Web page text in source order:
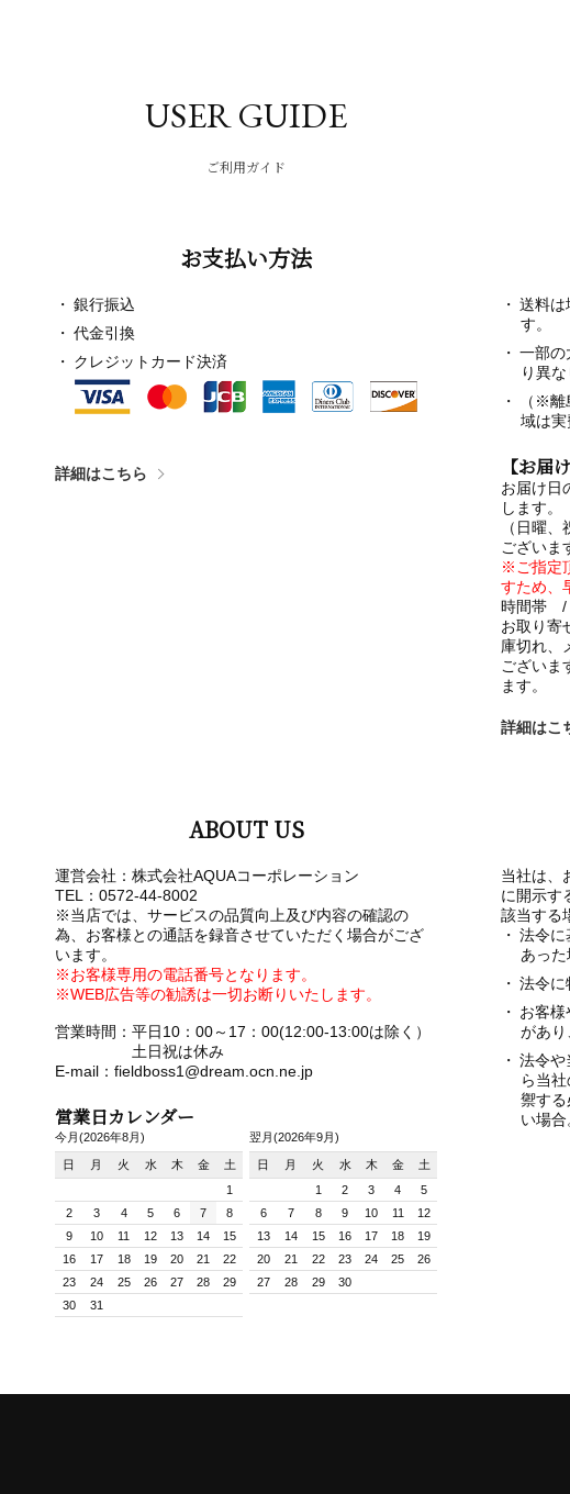
USER GUIDE
ご利用ガイド
お支払い方法
銀行振込
代金引換
クレジットカード決済
詳細はこちら
送料は
す。
一部の
り異
（※
域は
【お届
お届け日
します。
（日曜
ございま
※ご指定
すため、
時間帯 /
お取り寄
庫切れ、
ございま
ます。
詳細はこ
ABOUT US
運営会社：株式会社AQUAコーポレーション
TEL：0572-44-8002
※当店では、サービスの品質向上及び内容の確認の
為、お客様との通話を録音させていただく場合がござ
います。
※お客様専用の電話番号となります。
※WEB広告等の勧誘は一切お断りいたします。
営業時間：平日10：00～17：00(12:00-13:00は除く）
土日祝は休み
E-mail：fieldboss1@dream.ocn.ne.jp
営業日カレンダー
今月(2026年8月)
日 月 火 水 木 金
土
1
2
3 4 5 6 7
8
9
10 11 12 13 14
15
16
17 18 19 20 21
22
23
24 25 26 27 28
29
30
31
翌月(2026年9月)
日 月 火 水 木 金
土
1
2 3 4
5
6
7 8 9 10 11
12
13
14 15 16 17 18
19
20
21 22 23 24 25
26
27
28 29 30
当社は、
に開示す
該当する
法令に
あった
法令に
お客
があり
法令や
ら当
禦す
い場合